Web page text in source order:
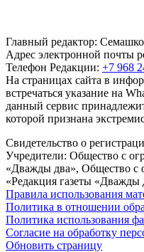
Главный редактор:
Адрес электронной почты
Телефон Редакции: +7 968
На страницах сайта в
встречаться указание на
данный сервис
которой признана
Свидетельство о
Учредители: Общество с
«Дважды два», Общество с
«Редакция газеты «Дважды
Правила использования
Политика в отношении
Политика использования
Согласие на обработку
Обновить страницу